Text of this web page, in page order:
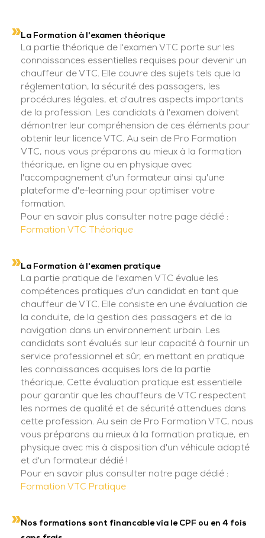
La Formation à l'examen théorique
La partie théorique de l'examen VTC porte sur les
connaissances essentielles requises pour devenir un
chauffeur de VTC. Elle couvre des sujets tels que la
réglementation, la sécurité des passagers, les
procédures légales, et d'autres aspects importants
de la profession. Les candidats à l'examen doivent
démontrer leur compréhension de ces éléments pour
obtenir leur licence VTC. Au sein de Pro Formation
VTC, nous vous préparons au mieux à la formation
théorique, en ligne ou en physique avec
l'accompagnement d'un formateur ainsi qu'une
plateforme d'e-learning pour optimiser votre
formation.
Pour en savoir plus consulter notre page dédié :
Formation VTC Théorique
La Formation à l'examen pratique
La partie pratique de l'examen VTC évalue les
compétences pratiques d'un candidat en tant que
chauffeur de VTC. Elle consiste en une évaluation de
la conduite, de la gestion des passagers et de la
navigation dans un environnement urbain. Les
candidats sont évalués sur leur capacité à fournir un
service professionnel et sûr, en mettant en pratique
les connaissances acquises lors de la partie
théorique. Cette évaluation pratique est essentielle
pour garantir que les chauffeurs de VTC respectent
les normes de qualité et de sécurité attendues dans
cette profession. Au sein de Pro Formation VTC, nous
vous préparons au mieux à la formation pratique, en
physique avec mis à disposition d'un véhicule adapté
et d'un formateur dédié !
Pour en savoir plus consulter notre page dédié :
Formation VTC Pratique
Nos formations sont financable via le CPF ou en 4 fois